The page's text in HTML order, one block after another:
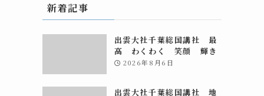
新着記事
出雲大社千葉総国講社 最
高 わくわく 笑顔 輝き
2026年8月6日
出雲大社千葉総国講社 地